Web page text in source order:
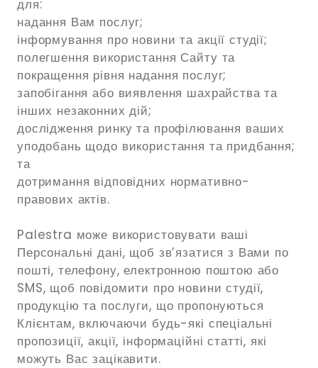
для:
надання Вам послуг;
інформування про новини та акції студії;
полегшення використання Сайту та
покращення рівня надання послуг;
запобігання або виявлення шахрайства та
інших незаконних дій;
дослідження ринку та профілювання ваших
уподобань щодо використання та придбання;
та
дотримання відповідних нормативно-
правових актів.
Palestra може використовувати ваші
Персональні дані, щоб зв’язатися з Вами по
пошті, телефону, електронною поштою або
SMS, щоб повідомити про новини студії,
продукцію та послуги, що пропонуються
Клієнтам, включаючи будь-які спеціальні
пропозиції, акції, інформаційні статті, які
можуть Вас зацікавити.